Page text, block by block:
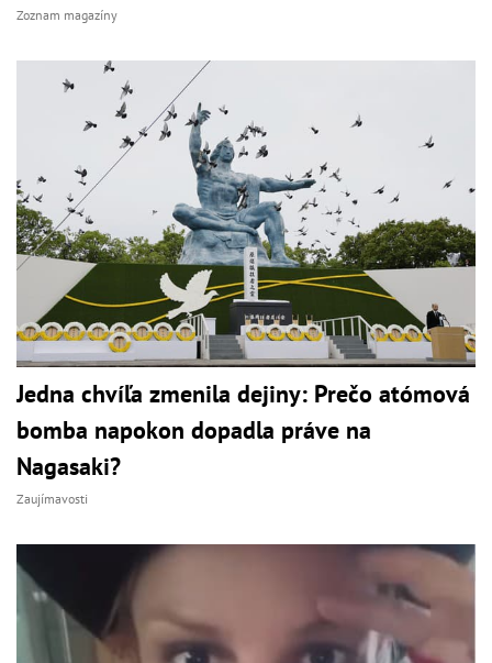
Zoznam magazíny
Jedna chvíľa zmenila dejiny: Prečo atómová
bomba napokon dopadla práve na
Nagasaki?
Zaujímavosti